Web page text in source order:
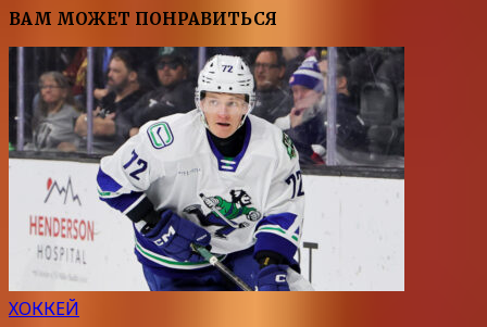
ВАМ МОЖЕТ ПОНРАВИТЬСЯ
ХОККЕЙ